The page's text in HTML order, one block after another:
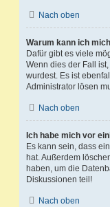
Nach oben
Warum kann ich
Dafür gibt es viele
Wenn dies der Fall
wurdest. Es ist
Administrator lösen
Nach oben
Ich habe mich vor
Es kann sein, dass
hat. Außerdem
haben, um die
Diskussionen teil!
Nach oben